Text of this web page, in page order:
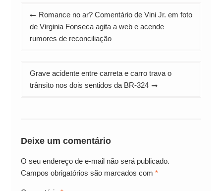
Navegação
de
Post
Romance no ar? Comentário de Vini Jr. em foto
de Virginia Fonseca agita a web e acende
rumores de reconciliação
Grave acidente entre carreta e carro trava o
trânsito nos dois sentidos da BR-324
Deixe um comentário
O seu endereço de e-mail não será publicado.
Campos obrigatórios são marcados com *